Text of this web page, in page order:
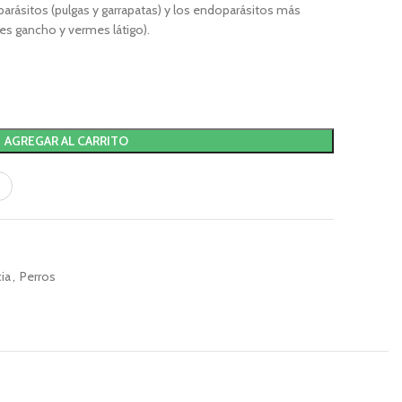
(pulgas y garrapatas) y los endoparásitos más
gancho y vermes látigo).
AGREGAR AL CARRITO
, Perros